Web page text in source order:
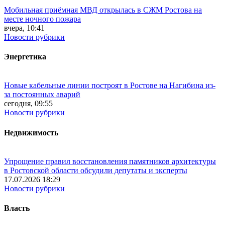
Мобильная приёмная МВД открылась в СЖМ Ростова на
месте ночного пожара
вчера, 10:41
Новости рубрики
Энергетика
Новые кабельные линии построят в Ростове на Нагибина из-
за постоянных аварий
сегодня, 09:55
Новости рубрики
Недвижимость
Упрощение правил восстановления памятников архитектуры
в Ростовской области обсудили депутаты и эксперты
17.07.2026 18:29
Новости рубрики
Власть